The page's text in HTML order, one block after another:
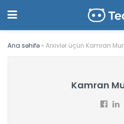
Ana səhifə » Arxivlər üçün Kamran
Kamran